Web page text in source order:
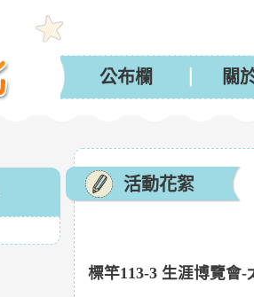
公布欄 關
活動花絮
標竿113-3 生涯博覽會-